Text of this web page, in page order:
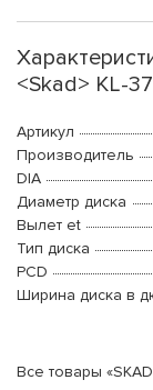
<Skad> KL-
Артикул
Производитель
DIA
Диаметр диска
Вылет et
Тип диска
PCD
Ширина диска в
Все товары